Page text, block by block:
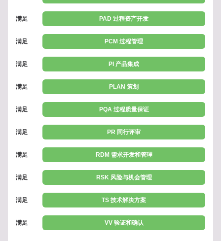
满足 PAD 过程资产开发
满足 PCM 过程管理
满足 PI 产品集成
满足 PLAN 策划
满足 PQA 过程质量保证
满足 PR 同行评审
满足 RDM 需求开发和管理
满足 RSK 风险与机会管理
满足 TS 技术解决方案
满足 VV 验证和确认